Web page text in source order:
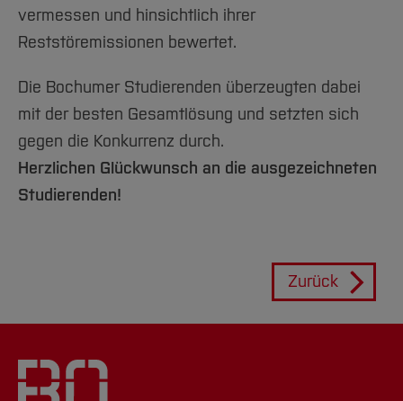
vermessen und hinsichtlich ihrer
Reststöremissionen bewertet.
Die Bochumer Studierenden überzeugten dabei
mit der besten Gesamtlösung und setzten sich
gegen die Konkurrenz durch.
Herzlichen Glückwunsch an die ausgezeichneten
Studierenden!
Zurück